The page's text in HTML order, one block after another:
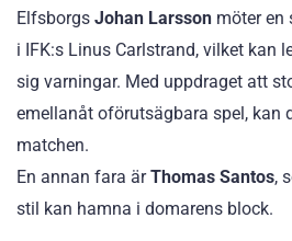
Elfsborgs Johan Larsson möter en
i IFK:s Linus Carlstrand, vilket kan
sig varningar. Med uppdraget att
emellanåt oförutsägbara spel, kan
matchen.
En annan fara ärThomas Santos,
stil kan hamna i domarens block.